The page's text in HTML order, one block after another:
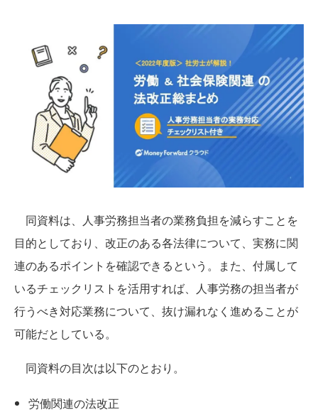
同資料は、人事労務担当者の業務負担を減らすことを
目的としており、改正のある各法律について、実務に関
連のあるポイントを確認できるという。また、付属して
いるチェックリストを活用すれば、人事労務の担当者が
行うべき対応業務について、抜け漏れなく進めることが
可能だとしている。
同資料の目次は以下のとおり。
労働関連の法改正